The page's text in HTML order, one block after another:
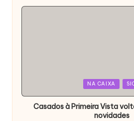
by
NA CAIXA
Casados à Primeira Vista
novidades